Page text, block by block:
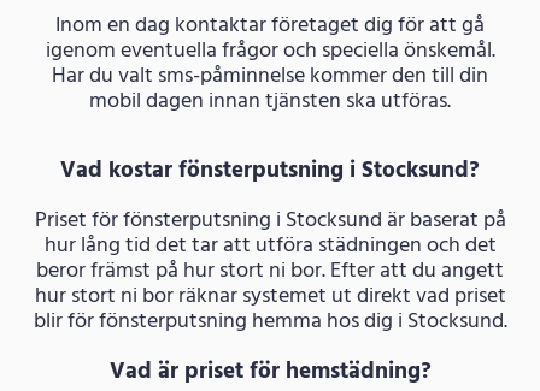
Inom en dag kontaktar företaget dig för att gå
igenom eventuella frågor och speciella önskemål.
Har du valt sms-påminnelse kommer den till din
mobil dagen innan tjänsten ska utföras.
Vad kostar fönsterputsning i Stocksund?
Priset för fönsterputsning i Stocksund är baserat på
hur lång tid det tar att utföra städningen och det
beror främst på hur stort ni bor. Efter att du angett
hur stort ni bor räknar systemet ut direkt vad priset
blir för fönsterputsning hemma hos dig i Stocksund.
Vad är priset för hemstädning?